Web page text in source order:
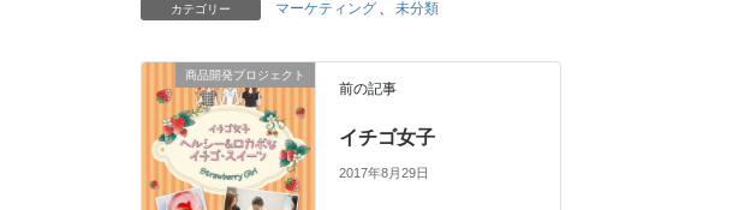
カテゴリー マーケティング 、 未分類
商品開発プロジェクト
前の記事
イチゴ女子
2017年8月29日